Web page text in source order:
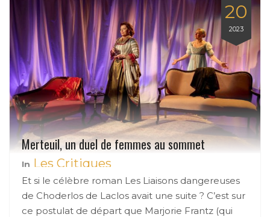
20
2023
Merteuil, un duel de femmes au sommet
In Les Critiques
Et si le célèbre roman Les Liaisons dangereuses
de Choderlos de Laclos avait une suite ? C’est sur
ce postulat de départ que Marjorie Frantz (qui